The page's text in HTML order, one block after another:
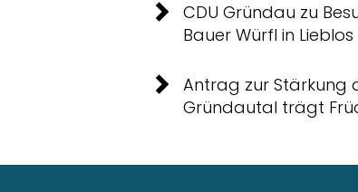
CDU Gründau zu
Bauer Würfl in Lieblos
Antrag zur Stärkung
Gründautal trägt